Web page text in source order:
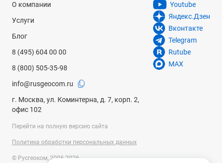
О компании
Услуги
Блог
8 (495) 604 00 00
8 (800) 505-35-98
info@rusgeocom.ru
г. Москва, ул. Коминтерна, д. 7, корп. 2,
офис 102
Youtube
Яндекс.Дзен
Вконтакте
Telegram
Rutube
MAX
Перейти на полную версию сайта
Политика обработки персональных данных
© Русгеоком, 2006-2026